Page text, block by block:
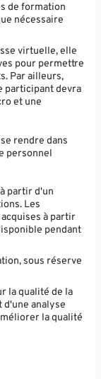
de formation
nécessaire
virtuelle, elle
pour permettre
Par ailleurs,
participant devra
et une
rendre dans
personnel
partir d'un
Les
à partir
pendant
sous réserve
la qualité de la
analyse
la qualité